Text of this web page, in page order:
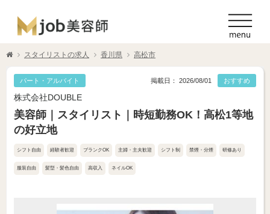
スタイリストの求人 香川県 高松市
パート・アルバイト おすすめ
掲載日： 2026/08/01
株式会社DOUBLE
美容師｜スタイリスト｜時短勤務OK！高松1等地
の好立地
シフト自由 経験者歓迎 ブランクOK 主婦・主夫歓迎 シフト制 禁煙・分煙 研修あり
服装自由 髪型・髪色自由 高収入 ネイルOK